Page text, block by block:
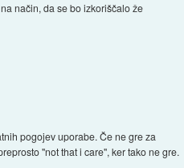
način, da se bo izkoriščalo že
pogojev uporabe. Če ne gre za
"not that i care", ker tako ne gre.